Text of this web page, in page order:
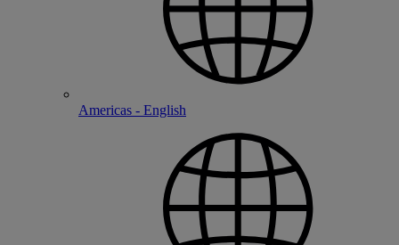
Americas - English